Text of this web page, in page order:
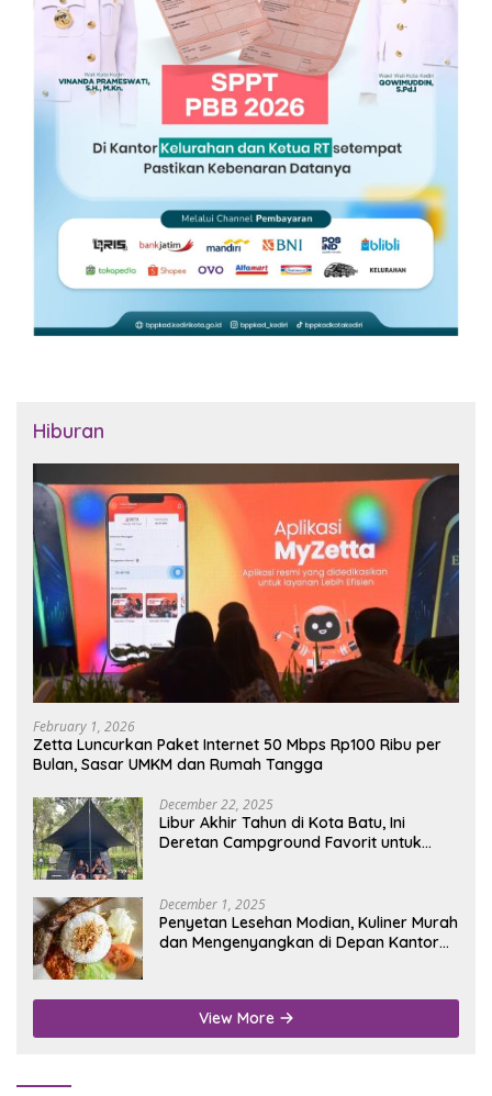
Hiburan
February 1, 2026
Zetta Luncurkan Paket Internet 50 Mbps Rp100 Ribu per
Bulan, Sasar UMKM dan Rumah Tangga
December 22, 2025
Libur Akhir Tahun di Kota Batu, Ini
Deretan Campground Favorit untuk
December 1, 2025
Penyetan Lesehan Modian, Kuliner Murah
dan Mengenyangkan di Depan Kantor
View More